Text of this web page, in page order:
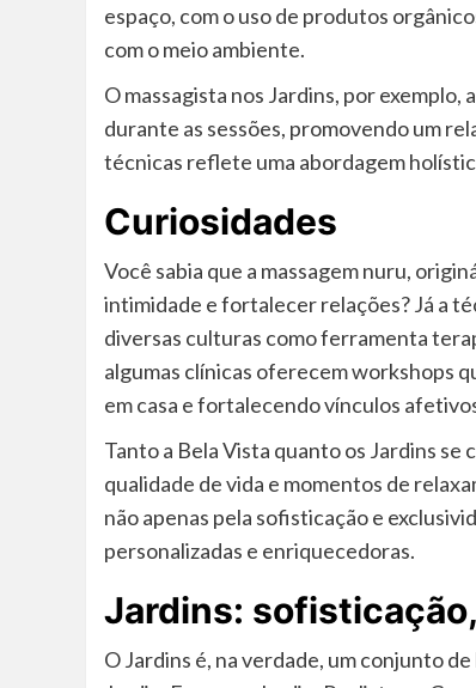
espaço, com o uso de produtos
com o meio ambiente.
O massagista nos Jardins, por
durante as sessões, promovendo um
técnicas reflete uma abordagem
Curiosidades
Você sabia que a massagem nuru,
intimidade e fortalecer relações? Já a
diversas culturas como ferramenta
algumas clínicas oferecem workshops
em casa e fortalecendo vínculos
Tanto a Bela Vista quanto os Jardins
qualidade de vida e momentos de
não apenas pela sofisticação e
personalizadas e enriquecedoras.
Jardins:
O Jardins é, na verdade, um conjunto